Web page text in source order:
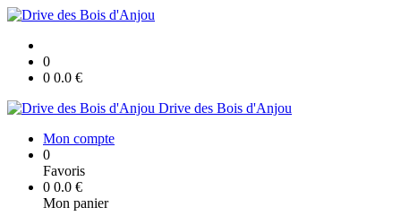
0
0 0.0 €
Drive des Bois d'Anjou
Mon compte
0
Favoris
0 0.0 €
Mon panier